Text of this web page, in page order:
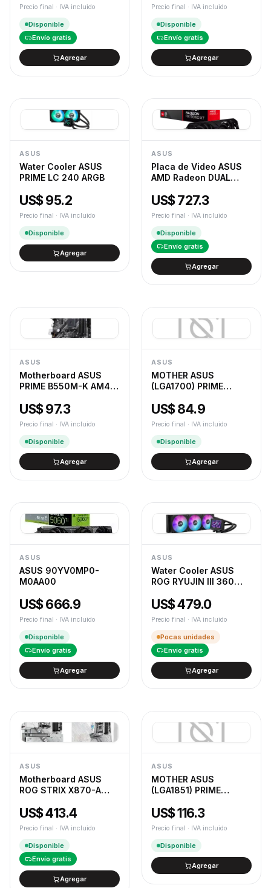
Precio final · IVA incluido
Disponible
Envío gratis
Agregar
Precio final · IVA incluido
Disponible
Envío gratis
Agregar
ASUS
Water Cooler ASUS
PRIME LC 240 ARGB
US$ 95.2
Precio final · IVA incluido
Disponible
Agregar
ASUS
Placa de Video ASUS
AMD Radeon DUAL
US$ 727.3
Precio final · IVA incluido
Disponible
Envío gratis
Agregar
ASUS
Motherboard ASUS
PRIME B550M-K AM4
US$ 97.3
Precio final · IVA incluido
Disponible
Agregar
ASUS
MOTHER ASUS
(LGA1700) PRIME
US$ 84.9
Precio final · IVA incluido
Disponible
Agregar
ASUS
ASUS 90YV0MP0-
M0AA00
US$ 666.9
Precio final · IVA incluido
Disponible
Envío gratis
Agregar
ASUS
Water Cooler ASUS
ROG RYUJIN III 360
US$ 479.0
Precio final · IVA incluido
Pocas unidades
Envío gratis
Agregar
ASUS
Motherboard ASUS
ROG STRIX X870-A
DDR5
US$ 413.4
Precio final · IVA incluido
Disponible
Envío gratis
Agregar
ASUS
MOTHER ASUS
(LGA1851) PRIME
US$ 116.3
Precio final · IVA incluido
Disponible
Agregar